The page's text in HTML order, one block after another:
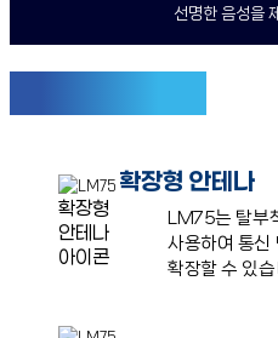
선명한 음성을
확장형 안테나
LM75는 탈부
사용하여 통신
확장할 수 있습